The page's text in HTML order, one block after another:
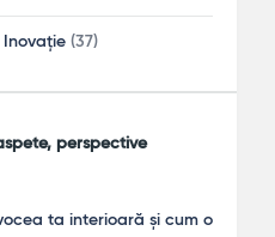
Inovație (37)
perspective
ta interioară și cum o